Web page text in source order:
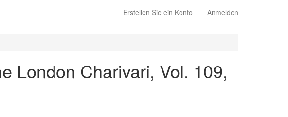
Erstellen Sie ein Konto Anmelden
London Charivari, Vol. 109,